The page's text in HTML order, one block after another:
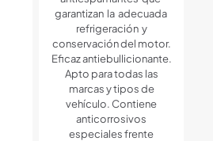
garantizan la adecuada
refrigeración y
conservación del motor.
Eficaz antiebullicionante.
Apto para todas las
marcas y tipos de
vehículo. Contiene
anticorrosivos
especiales frente